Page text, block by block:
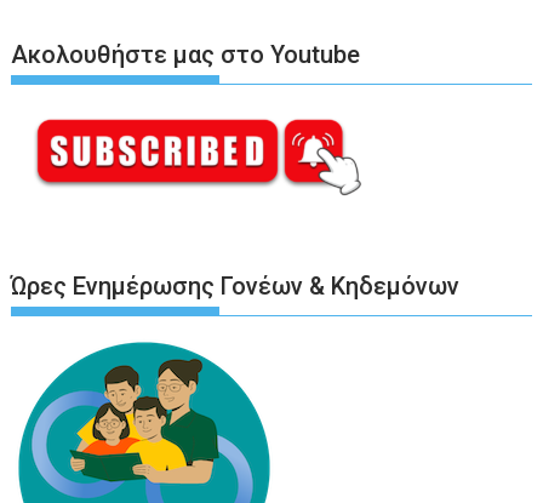
Ακολουθήστε μας στο Youtube
Ώρες Ενημέρωσης Γονέων & Κηδεμόνων